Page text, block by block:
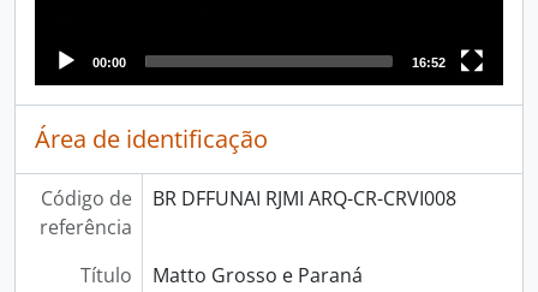
00:00 16:52
Área de identificação
Código de
referência
BR DFFUNAI RJMI ARQ-CR-CRVI008
Título
Matto Grosso e Paraná